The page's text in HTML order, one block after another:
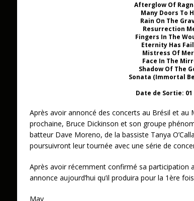
Afterglow Of
Many Doors To
Rain On The
Resurrection
Fingers In The
Eternity Has
Mistress Of
Face In The
Shadow Of The
Sonata (Immortal
Date de Sortie: 01
Après avoir annoncé des concerts au Brésil et au
prochaine, Bruce Dickinson et son groupe
batteur Dave Moreno, de la bassiste Tanya
poursuivront leur tournée avec une série de
Après avoir récemment confirmé sa participation
annonce aujourd’hui qu’il produira pour la 1ère
May